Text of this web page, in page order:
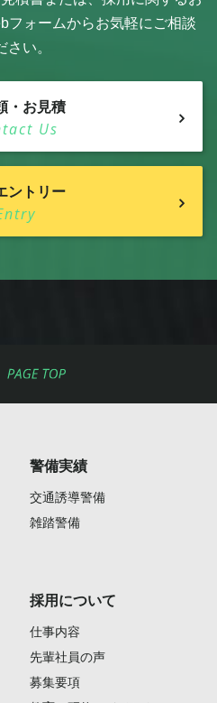
フォームからお気軽にご相談
さい。
・お見積
Us
ントリー
警備実績
交通誘導警備
雑踏警備
採用について
仕事内容
先輩社員の声
募集要項